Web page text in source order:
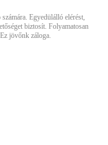
Egyedülálló elérést,
biztosít. Folyamatosan
jövőnk záloga.